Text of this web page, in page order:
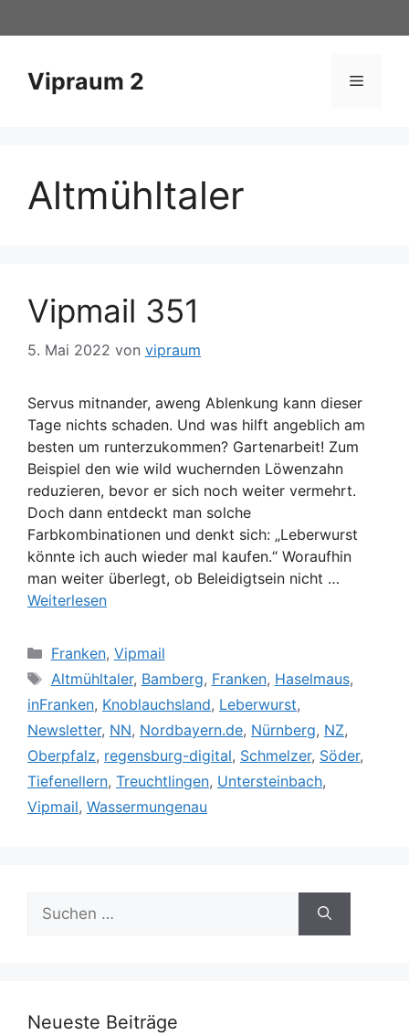
Inhalt
Vipraum 2 Menü
Altmühltaler
Vipmail 351
5. Mai 2022 von vipraum
Servus mitnander, aweng Ablenkung kann dieser
Tage nichts schaden. Und was hilft angeblich am
besten um runterzukommen? Gartenarbeit! Zum
Beispiel den wie wild wuchernden Löwenzahn
reduzieren, bevor er sich noch weiter vermehrt.
Doch dann entdeckt man solche
Farbkombinationen und denkt sich: „Leberwurst
könnte ich auch wieder mal kaufen.“ Woraufhin
man weiter überlegt, ob Beleidigtsein nicht …
Weiterlesen
Kategorien
Franken, Vipmail
Schlagwörter
Altmühltaler, Bamberg, Franken, Haselmaus,
inFranken, Knoblauchsland, Leberwurst,
Newsletter, NN, Nordbayern.de, Nürnberg, NZ,
Oberpfalz, regensburg-digital, Schmelzer, Söder,
Tiefenellern, Treuchtlingen, Untersteinbach,
Vipmail, Wassermungenau
Suche
nach:
Neueste Beiträge